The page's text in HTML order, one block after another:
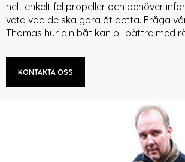
helt enkelt fel propeller och behöver
veta vad de ska göra åt detta. Fråga
Thomas hur din båt kan bli bättre med
KONTAKTA OSS